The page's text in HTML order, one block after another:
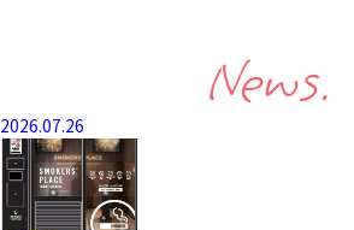
News.
2026.07.26